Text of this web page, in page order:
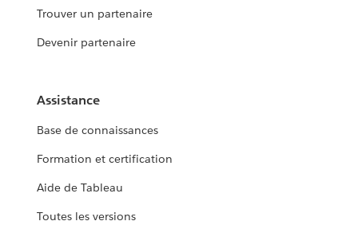
Trouver un partenaire
Devenir partenaire
Assistance
Base de connaissances
Formation et certification
Aide de Tableau
Toutes les versions